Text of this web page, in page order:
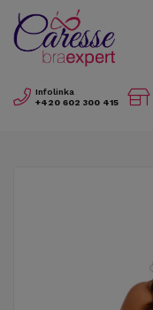
Infolinka
+420 602 300 415